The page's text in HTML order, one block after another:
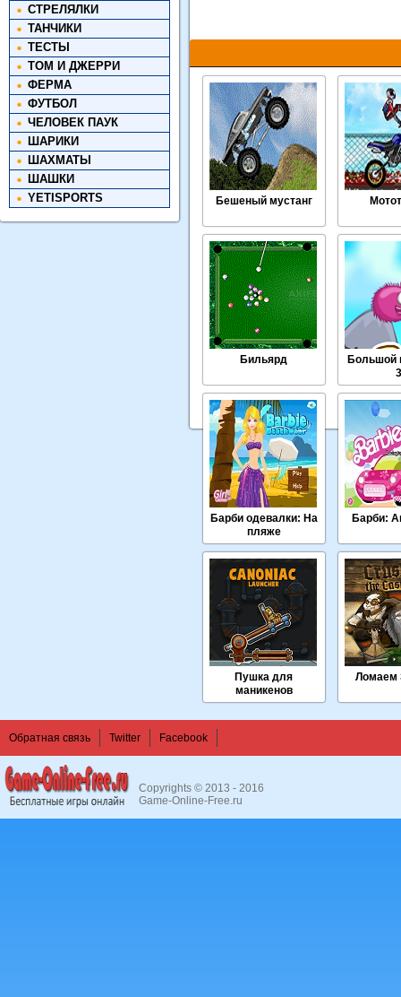
СТРЕЛЯЛКИ
ТАНЧИКИ
ТЕСТЫ
ТОМ И ДЖЕРРИ
ФЕРМА
ФУТБОЛ
ЧЕЛОВЕК ПАУК
ШАРИКИ
ШАХМАТЫ
ШАШКИ
YETISPORTS
Бешеный мустанг
Бильярд
Большой
Барби одевалки: На
пляже
Барби:
Пушка для
маникенов
Ломаем
Обратная связь Twitter Facebook
Copyrights © 2013 - 2016
Game-Online-Free.ru